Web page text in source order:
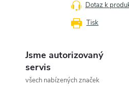
Tisk
Dotaz k
Jsme autorizovaný
servis
všech nabízených značek